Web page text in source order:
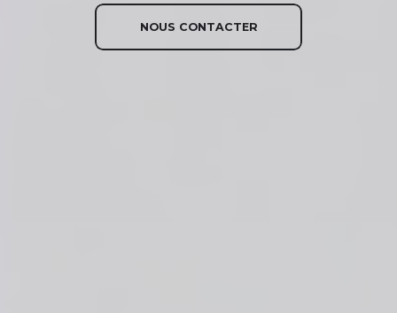
NOUS CONTACTER